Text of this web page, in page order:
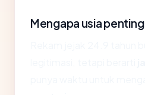
Mengapa usia penting